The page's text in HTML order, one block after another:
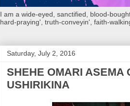
I am a wide-eyed, sanctified, blood-
hard-praying', truth-conveyin', faith-
Saturday, July 2, 2016
SHEHE OMARI ASEMA
USHIRIKINA